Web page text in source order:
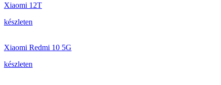
Xiaomi 12T
készleten
Xiaomi Redmi 10 5G
készleten